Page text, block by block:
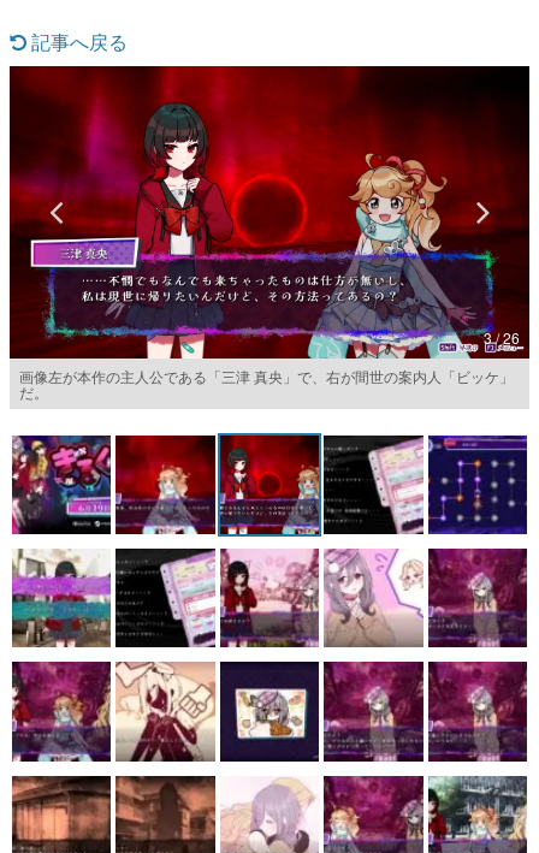
です。
ゲームが変えた日本語
「経験値」「裏技」「ラスボス」… ゲームにまつわる言葉
の起源や用法の変遷を、コンピューター文化史研究家・タ
イニーP氏が徹底調査。
カテゴリ
特集記事
マンガ
アプリレビュー
その他
電ファミニコゲーマーとは？
運営：株式会社マレ
記事へ戻る
3 / 26
画像左が本作の主人公である「三津 真央」で、右が間世の案内人「ビッケ」
だ。